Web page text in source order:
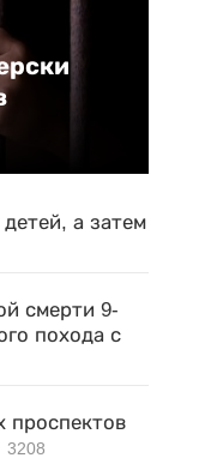
а затем
смерти 9-
похода с
проспектов
3208